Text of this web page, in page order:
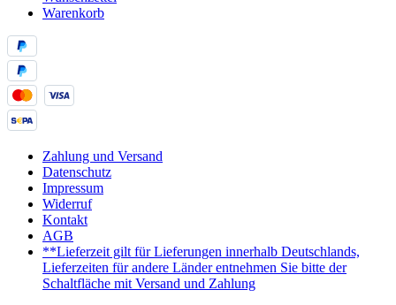
Warenkorb
Zahlung und Versand
Datenschutz
Impressum
Widerruf
Kontakt
AGB
**Lieferzeit gilt für Lieferungen innerhalb Deutschlands,
Lieferzeiten für andere Länder entnehmen Sie bitte der
Schaltfläche mit Versand und Zahlung